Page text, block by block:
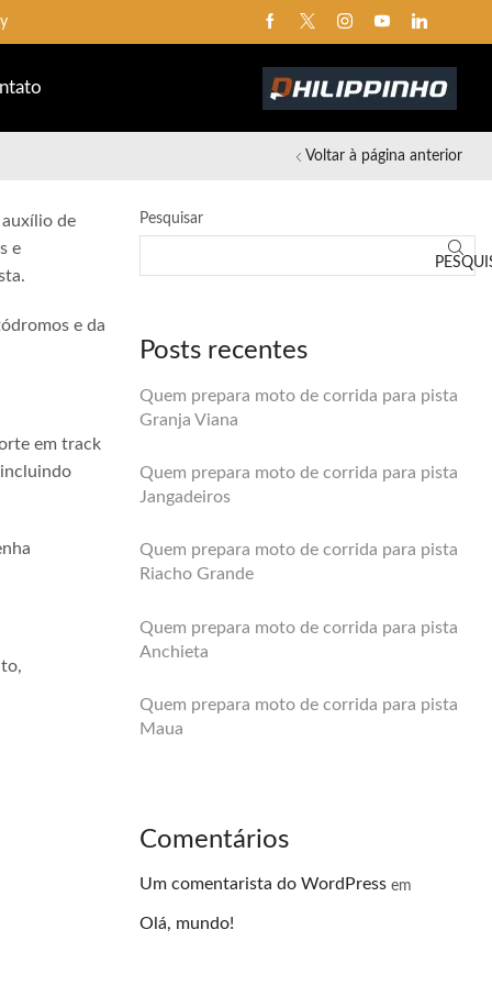
Voltar à página anterior
de
e
e da
em track
Pesquisar
Posts recentes
Quem prepara moto de corrida para pista
Granja Viana
Quem prepara moto de corrida para pista
Jangadeiros
Quem prepara moto de corrida para pista
Riacho Grande
Quem prepara moto de corrida para pista
Anchieta
Quem prepara moto de corrida para pista
Maua
Comentários
Um comentarista do WordPress em
Olá, mundo!